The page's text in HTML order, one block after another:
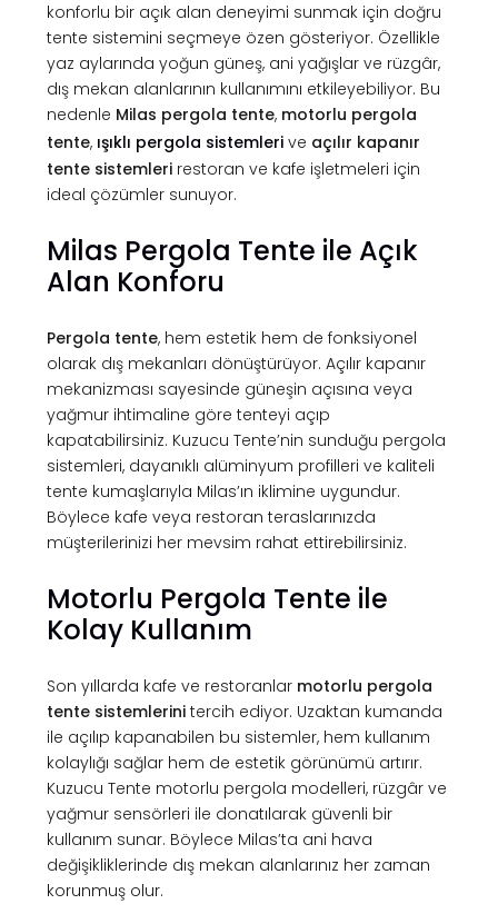
konforlu bir açık alan deneyimi sunmak için doğru
tente sistemini seçmeye özen gösteriyor. Özellikle
yaz aylarında yoğun güneş, ani yağışlar ve rüzgâr,
dış mekan alanlarının kullanımını etkileyebiliyor. Bu
nedenle Milas pergola tente, motorlu pergola
tente, ışıklı pergola sistemleri ve açılır kapanır
tente sistemleri restoran ve kafe işletmeleri için
ideal çözümler sunuyor.
Milas Pergola Tente ile Açık
Alan Konforu
Pergola tente, hem estetik hem de fonksiyonel
olarak dış mekanları dönüştürüyor. Açılır kapanır
mekanizması sayesinde güneşin açısına veya
yağmur ihtimaline göre tenteyi açıp
kapatabilirsiniz. Kuzucu Tente’nin sunduğu pergola
sistemleri, dayanıklı alüminyum profilleri ve kaliteli
tente kumaşlarıyla Milas’ın iklimine uygundur.
Böylece kafe veya restoran teraslarınızda
müşterilerinizi her mevsim rahat ettirebilirsiniz.
Motorlu Pergola Tente ile
Kolay Kullanım
Son yıllarda kafe ve restoranlar motorlu pergola
tente sistemlerini tercih ediyor. Uzaktan kumanda
ile açılıp kapanabilen bu sistemler, hem kullanım
kolaylığı sağlar hem de estetik görünümü artırır.
Kuzucu Tente motorlu pergola modelleri, rüzgâr ve
yağmur sensörleri ile donatılarak güvenli bir
kullanım sunar. Böylece Milas’ta ani hava
değişikliklerinde dış mekan alanlarınız her zaman
korunmuş olur.